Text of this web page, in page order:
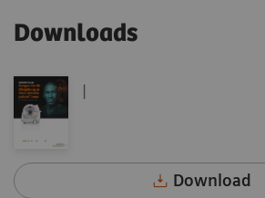
Downloads
|
Download